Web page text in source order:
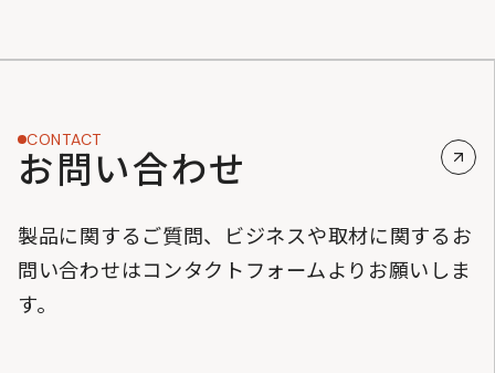
CONTACT
お問い合わせ
製品に関するご質問、ビジネスや取材に関するお
問い合わせはコンタクトフォームよりお願いしま
す。